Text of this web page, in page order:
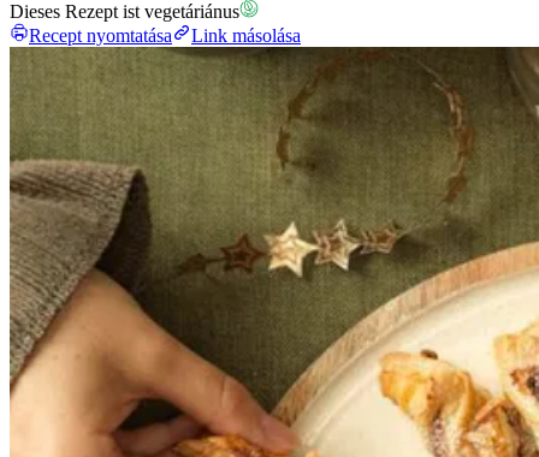
Dieses Rezept ist vegetáriánus
Recept nyomtatása
Link másolása